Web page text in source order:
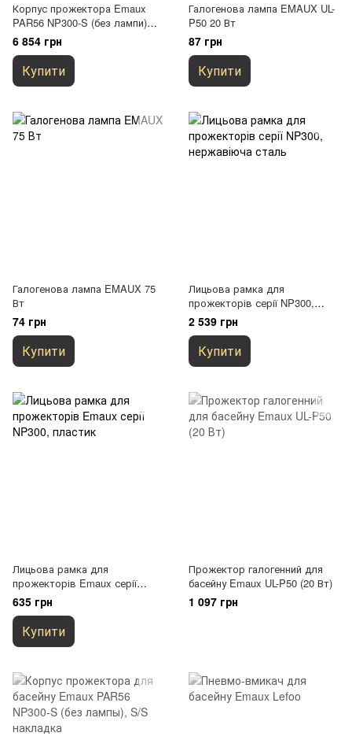
Корпус прожектора Emaux
PAR56 NP300-S (без лампи)
S/S накладка, латунні вставки
6 854 грн
Купити
Галогенова лампа EMAUX UL-
P50 20 Вт
87 грн
Купити
Галогенова лампа EMAUX 75
Вт
74 грн
Купити
Лицьова рамка для
прожекторів серії NP300,
нержавіюча сталь
2 539 грн
Купити
Лицьова рамка для
прожекторів Emaux серії
NP300, пластик
635 грн
Купити
Прожектор галогенний для
басейну Emaux UL-P50 (20 Вт)
1 097 грн